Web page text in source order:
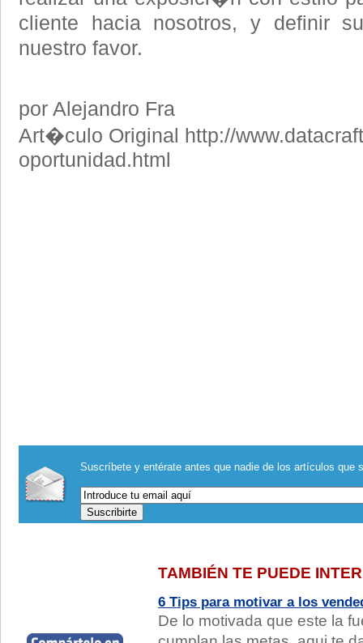
cliente hacia nosotros, y definir
nuestro favor.
por Alejandro Fra
Art�culo Original http://
oportunidad.html
Suscríbete y entérate antes que nadie de los artículos que
TAMBIÉN TE PUEDE
6 Tips para motivar a los
De lo motivada que este la